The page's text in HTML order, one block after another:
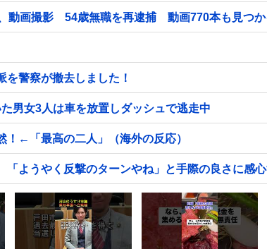
動画撮影 54歳無職を再逮捕 動画770本も見つか
警察が撤去しました！
男女3人は車を放置しダッシュで逃走中
！←「最高の二人」（海外の反応）
ようやく反撃のターンやね」と手際の良さに感